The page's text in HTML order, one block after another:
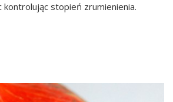
kontrolując stopień zrumienienia.